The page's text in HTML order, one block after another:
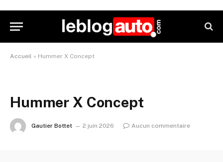
Accueil » Hummer X Concept
Hummer X Concept
Gautier Bottet 2 juin 2026 Aucun commentaire